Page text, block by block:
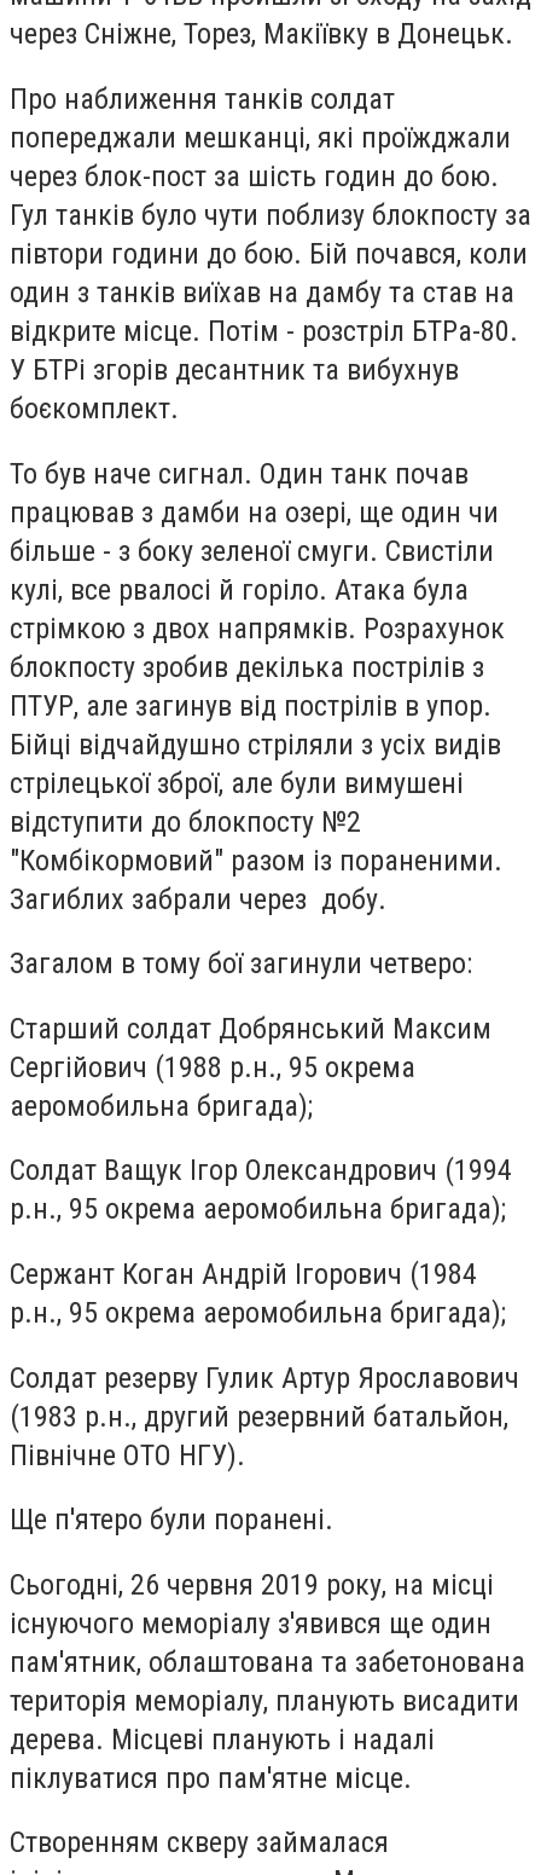
через Сніжне, Торез, Макіївку в Донецьк.
Про наближення танків солдат
попереджали мешканці, які проїжджали
через блок-пост за шість годин до бою.
Гул танків було чути поблизу блокпосту за
півтори години до бою. Бій почався, коли
один з танків виїхав на дамбу та став на
відкрите місце. Потім - розстріл БТРа-80.
У БТРі згорів десантник та вибухнув
боєкомплект.
То був наче сигнал. Один танк почав
працював з дамби на озері, ще один чи
більше - з боку зеленої смуги. Свистіли
кулі, все рвалосі й горіло. Атака була
стрімкою з двох напрямків. Розрахунок
блокпосту зробив декілька пострілів з
ПТУР, але загинув від пострілів в упор.
Бійці відчайдушно стріляли з усіх видів
стрілецької зброї, але були вимушені
відступити до блокпосту №2
"Комбікормовий" разом із пораненими.
Загиблих забрали через добу.
Загалом в тому бої загинули четверо:
Старший солдат Добрянський Максим
Сергійович (1988 р.н., 95 окрема
аеромобильна бригада);
Солдат Ващук Ігор Олександрович (1994
р.н., 95 окрема аеромобильна бригада);
Сержант Коган Андрій Ігорович (1984
р.н., 95 окрема аеромобильна бригада);
Солдат резерву Гулик Артур Ярославович
(1983 р.н., другий резервний батальйон,
Північне ОТО НГУ).
Ще п'ятеро були поранені.
Сьогодні, 26 червня 2019 року, на місці
існуючого меморіалу з'явився ще один
пам'ятник, облаштована та забетонована
територія меморіалу, планують висадити
дерева. Місцеві планують і надалі
піклуватися про пам'ятне місце.
Створенням скверу займалася